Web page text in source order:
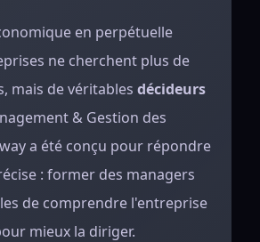
en perpétuelle
ne cherchent plus de
mais de véritables décideurs
& Gestion des
a été conçu pour répondre
: former des managers
de comprendre l'entreprise
mieux la diriger.